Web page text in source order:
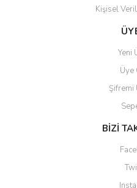
Kişisel
Yeni
Üye
Şifremi
BİZİ